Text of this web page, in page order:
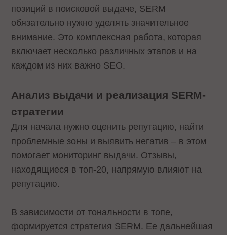
позиций в поисковой выдаче, SERM
обязательно нужно уделять значительное
внимание. Это комплексная работа, которая
включает несколько различных этапов и на
каждом из них важно SEO.
Анализ выдачи и реализация SERM-
стратегии
Для начала нужно оценить репутацию, найти
проблемные зоны и выявить негатив – в этом
помогает мониторинг выдачи. Отзывы,
находящиеся в топ-20, напрямую влияют на
репутацию.
В зависимости от тональности в топе,
формируется стратегия SERM. Ее дальнейшая